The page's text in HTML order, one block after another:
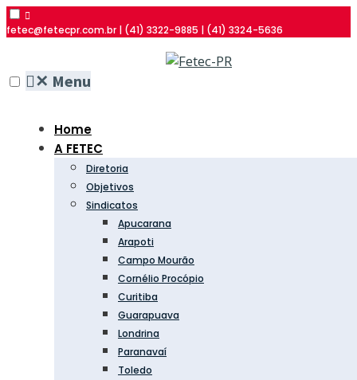
fetec@fetecpr.com.br | (41) 3322-9885 | (41) 3324-5636
✕ Menu
Home
A FETEC
Diretoria
Objetivos
Sindicatos
Apucarana
Arapoti
Campo Mourão
Cornélio Procópio
Curitiba
Guarapuava
Londrina
Paranavaí
Toledo